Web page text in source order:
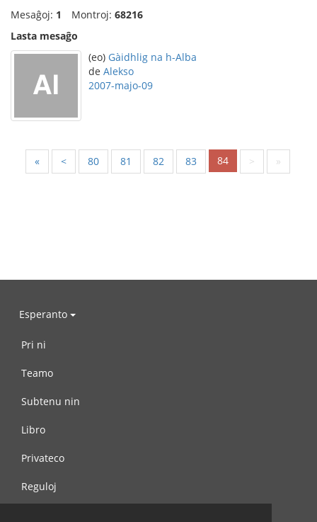
Mesaĝoj: 1 Montroj: 68216
Lasta mesaĝo
(eo) Gàidhlig na h-Alba
de Alekso
2007-majo-09
« < 80 81 82 83 84 > »
Esperanto
Pri ni
Teamo
Subtenu nin
Libro
Privateco
Reguloj